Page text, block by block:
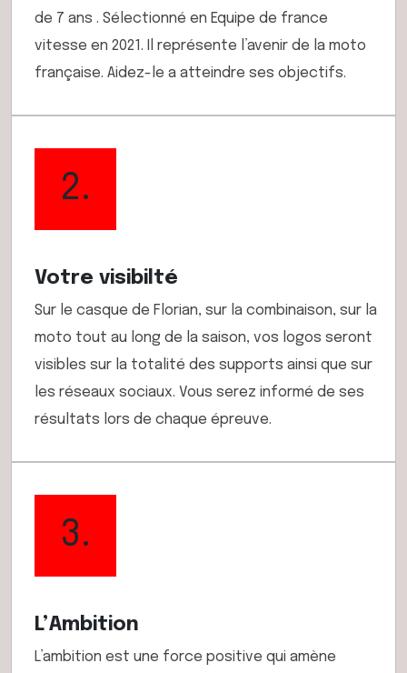
de 7 ans . Sélectionné en Equipe de france
vitesse en 2021. Il représente l’avenir de la moto
française. Aidez-le a atteindre ses objectifs.
2.
Votre visibilté
Sur le casque de Florian, sur la combinaison, sur la
moto tout au long de la saison, vos logos seront
visibles sur la totalité des supports ainsi que sur
les réseaux sociaux. Vous serez informé de ses
résultats lors de chaque épreuve.
3.
L’Ambition
L’ambition est une force positive qui amène